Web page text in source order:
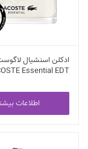
ادکلن اسنشیال
Essential EDT
اطلاعات